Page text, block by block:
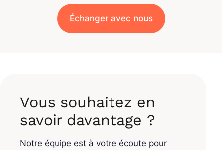
Échanger avec nous
Vous souhaitez en
savoir davantage ?
Notre équipe est à votre écoute pour